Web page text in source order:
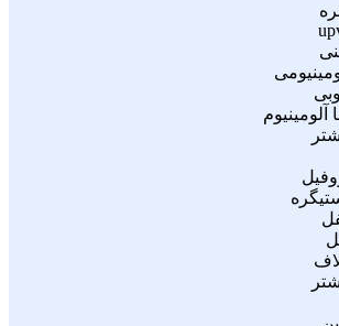
آلومینیوم